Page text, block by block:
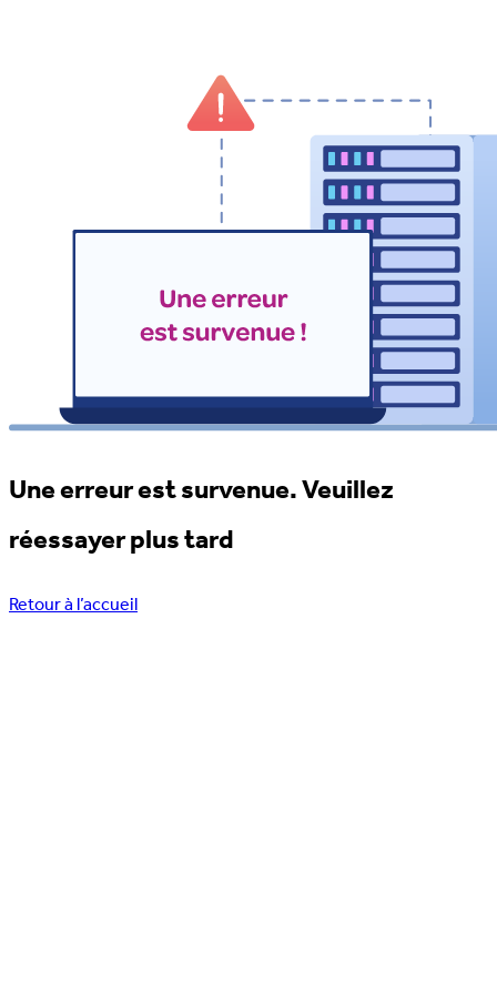
Une erreur est survenue. Veuillez
réessayer plus tard
Retour à l’accueil